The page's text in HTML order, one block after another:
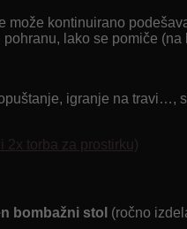
može kontinuirano
lako se pomiče
igranje na
2x torba za prostirku)
bombažni stol (ročno